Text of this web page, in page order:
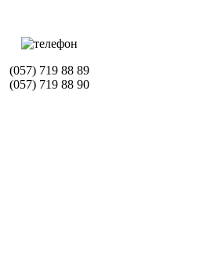
(057) 719 88 89
(057) 719 88 90